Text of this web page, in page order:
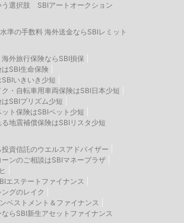
う選択肢 SBIアートオークション
準の手数料 海外送金ならSBIレミット
外旅行保険ならSBI損保
SBI生命保険
いきいき少短
・自転車用車両保険はSBI日本少短
SBIプリズム少短
ト保険はSBIペット少短
地震補償保険はSBIリスタ少短
資信託のウエルスアドバイザー
ンのご相談はSBIマネープラザ
エステートファイナンス
グのレイク
ベストメント＆ファイナンス
らSBI新生アセットファイナンス